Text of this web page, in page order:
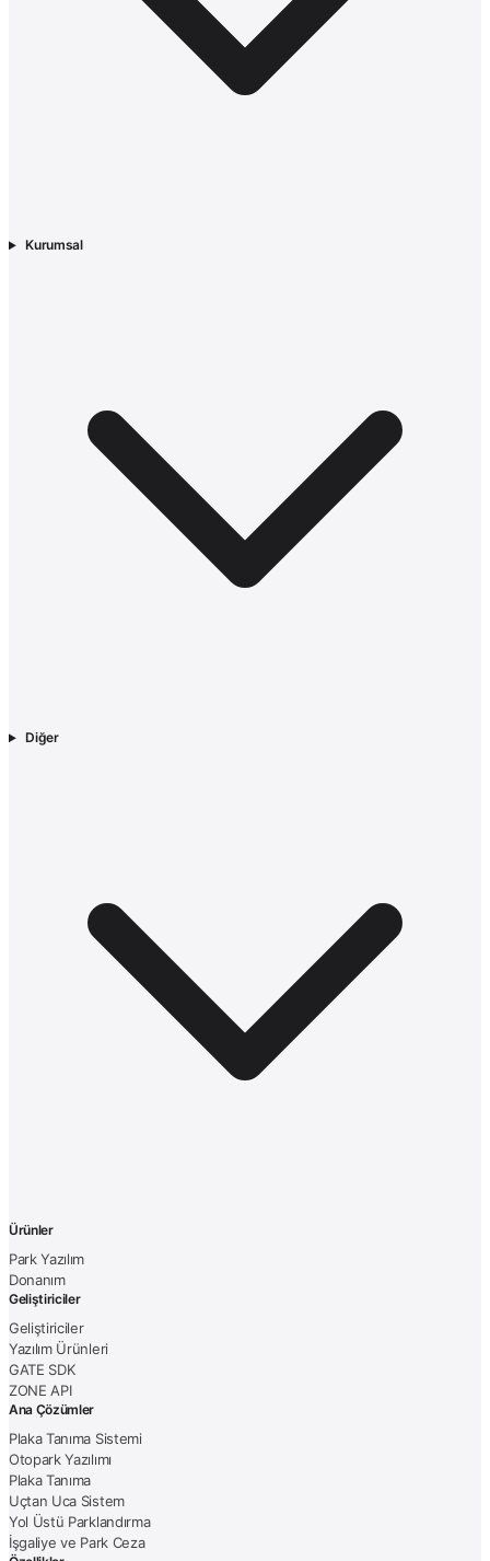
Kurumsal
Diğer
Ürünler
Park Yazılım
Donanım
Geliştiriciler
Geliştiriciler
Yazılım Ürünleri
GATE SDK
ZONE API
Ana Çözümler
Plaka Tanıma Sistemi
Otopark Yazılımı
Plaka Tanıma
Uçtan Uca Sistem
Yol Üstü Parklandırma
İşgaliye ve Park Ceza